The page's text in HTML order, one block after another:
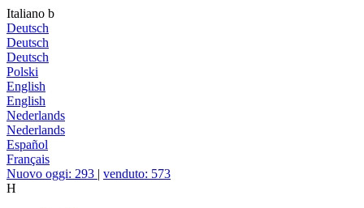
Italiano b
Deutsch
Deutsch
Deutsch
Polski
English
English
Nederlands
Nederlands
Español
Français
Nuovo oggi: 293 | venduto: 573
H